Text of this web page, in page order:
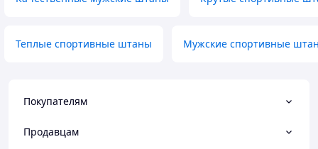
Теплые спортивные штаны Мужские спортивные
Покупателям
Продавцам